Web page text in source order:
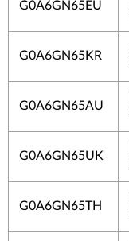
G0A6GN65EU
G0A6GN65KR
G0A6GN65AU
G0A6GN65UK
G0A6GN65TH